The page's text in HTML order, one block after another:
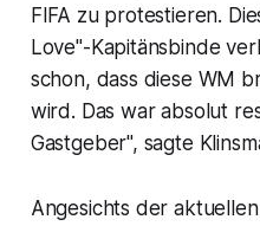
FIFA zu protestieren.
Love"-Kapitänsbinde
schon, dass diese WM
wird. Das war absolut
Gastgeber", sagte
Angesichts der